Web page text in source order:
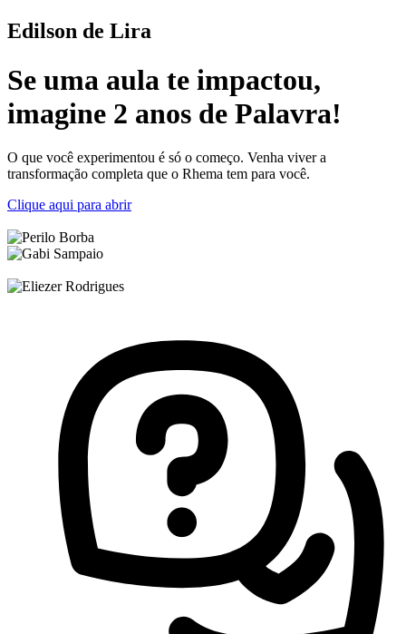
Edilson de Lira
Se uma aula te impactou,
imagine 2 anos de Palavra!
O que você experimentou é só o começo. Venha viver a
transformação completa que o Rhema tem para você.
Clique aqui para abrir